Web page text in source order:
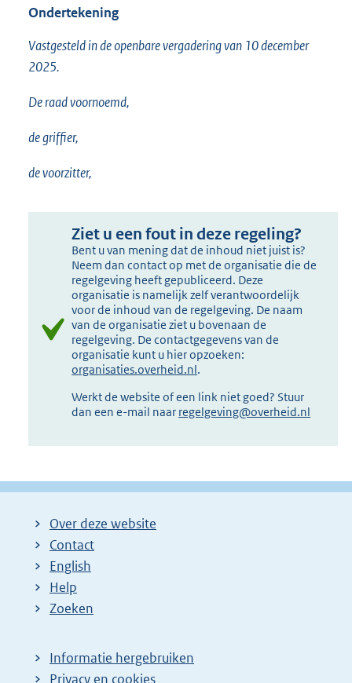
Ondertekening
Vastgesteld in de openbare vergadering van 10 december
2025.
De raad voornoemd,
de griffier,
de voorzitter,
Ziet u een fout in deze regeling?
Bent u van mening dat de inhoud niet juist is?
Neem dan contact op met de organisatie die de
regelgeving heeft gepubliceerd. Deze
organisatie is namelijk zelf verantwoordelijk
voor de inhoud van de regelgeving. De naam
van de organisatie ziet u bovenaan de
regelgeving. De contactgegevens van de
organisatie kunt u hier opzoeken:
organisaties.overheid.nl.
Werkt de website of een link niet goed? Stuur
dan een e-mail naar regelgeving@overheid.nl
Over deze website
Contact
English
Help
Zoeken
Informatie hergebruiken
Privacy en cookies